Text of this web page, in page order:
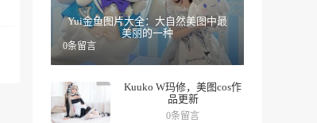
Yui金鱼图片大全：大自然美图中最
美丽的一种
0条留言
Kuuko W玛修，美图cos作
品更新
0条留言